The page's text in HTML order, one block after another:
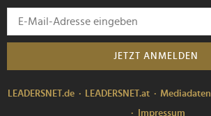
JETZT ANMELDEN
LEADERSNET.de LEADERSNET.at Mediadaten
Impressum